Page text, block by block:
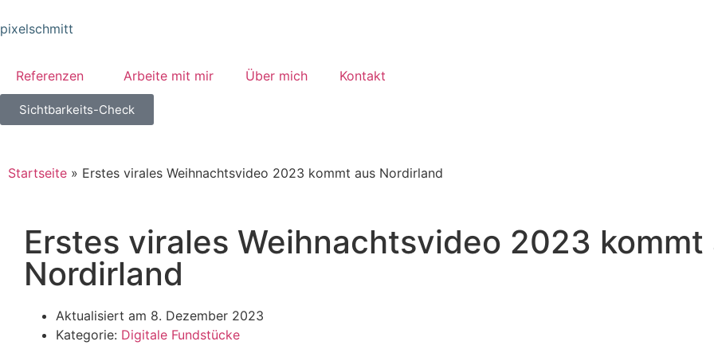
pixelschmitt
Referenzen Arbeite mit mir Über mich Kontakt
Sichtbarkeits-Check
Startseite » Erstes virales Weihnachtsvideo 2023 kommt aus Nordirland
Erstes virales Weihnachtsvideo 2023 kommt
Nordirland
Aktualisiert am 8. Dezember 2023
Kategorie: Digitale Fundstücke